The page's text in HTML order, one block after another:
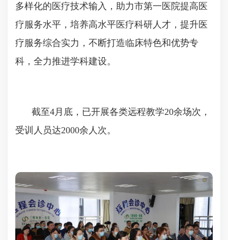
多样化的医疗技术输入，助力市第一医院提高医
疗服务水平，培养高水平医疗科研人才，提升医
疗服务综合实力，不断打造临床特色和优势专
科，全力推进学科建设。
截至4月底，已开展各类远程教学20余场次，
受训人员达2000余人次。